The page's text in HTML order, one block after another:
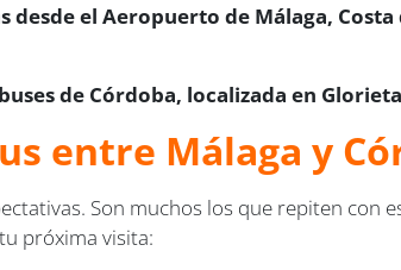
desde el Aeropuerto de Málaga, Costa
de Córdoba, localizada en
entre Málaga y
Son muchos los que repiten con
próxima visita: